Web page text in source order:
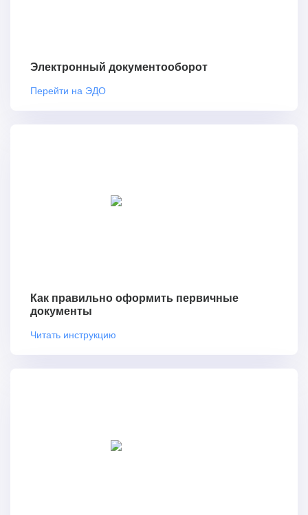
Электронный документооборот
Перейти на ЭДО
Как правильно оформить первичные
документы
Читать инструкцию